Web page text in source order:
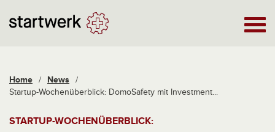
Home / News /
Startup-Wochenüberblick: DomoSafety mit Investment...
STARTUP-WOCHENÜBERBLICK: